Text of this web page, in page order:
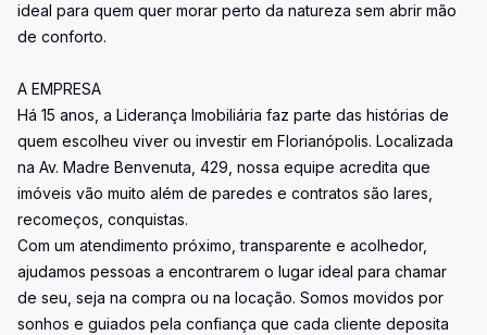
ideal para quem quer morar perto da natureza sem abrir mão
de conforto.
A EMPRESA
Há 15 anos, a Liderança Imobiliária faz parte das histórias de
quem escolheu viver ou investir em Florianópolis. Localizada
na Av. Madre Benvenuta, 429, nossa equipe acredita que
imóveis vão muito além de paredes e contratos são lares,
recomeços, conquistas.
Com um atendimento próximo, transparente e acolhedor,
ajudamos pessoas a encontrarem o lugar ideal para chamar
de seu, seja na compra ou na locação. Somos movidos por
sonhos e guiados pela confiança que cada cliente deposita